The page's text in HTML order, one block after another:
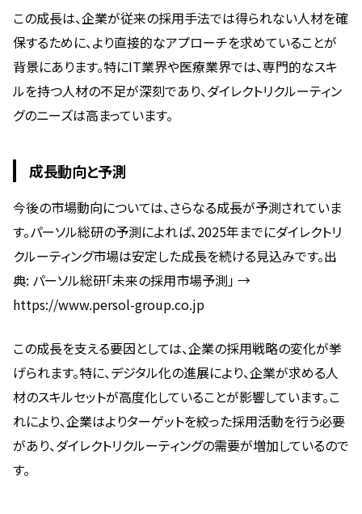
この成長は、企業が従来の採用手法では得られない人材を確
保するために、より直接的なアプローチを求めていることが
背景にあります。特にIT業界や医療業界では、専門的なスキ
ルを持つ人材の不足が深刻であり、ダイレクトリクルーティン
グのニーズは高まっています。
成長動向と予測
今後の市場動向については、さらなる成長が予測されていま
す。パーソル総研の予測によれば、2025年までにダイレクトリ
クルーティング市場は安定した成長を続ける見込みです。出
典: パーソル総研「未来の採用市場予測」 →
https://www.persol-group.co.jp
この成長を支える要因としては、企業の採用戦略の変化が挙
げられます。特に、デジタル化の進展により、企業が求める人
材のスキルセットが高度化していることが影響しています。こ
れにより、企業はよりターゲットを絞った採用活動を行う必要
があり、ダイレクトリクルーティングの需要が増加しているので
す。